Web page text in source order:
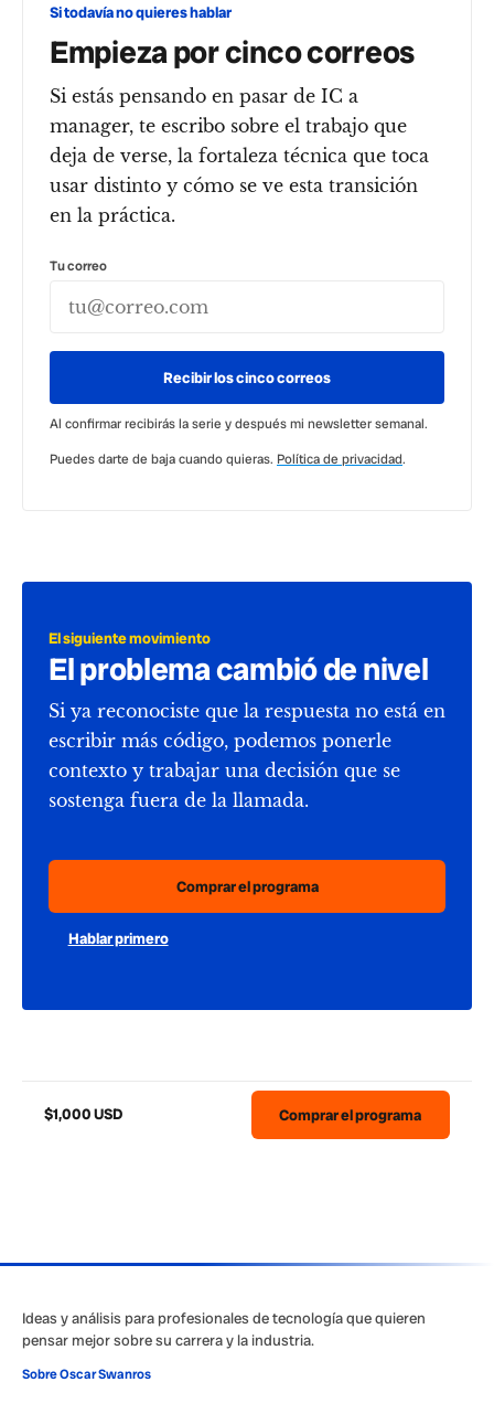
Si todavía no quieres hablar
Empieza por cinco correos
Si estás pensando en pasar de IC a
manager, te escribo sobre el trabajo que
deja de verse, la fortaleza técnica que toca
usar distinto y cómo se ve esta transición
en la práctica.
Tu correo
Recibir los cinco correos
Al confirmar recibirás la serie y después mi newsletter semanal.
Puedes darte de baja cuando quieras. Política de privacidad.
El siguiente movimiento
El problema cambió de nivel
Si ya reconociste que la respuesta no está en
escribir más código, podemos ponerle
contexto y trabajar una decisión que se
sostenga fuera de la llamada.
Comprar el programa
Hablar primero
$1,000 USD Comprar el programa
Ideas y análisis para profesionales de tecnología que quieren
pensar mejor sobre su carrera y la industria.
Sobre Oscar Swanros